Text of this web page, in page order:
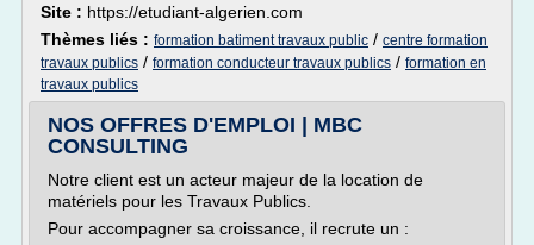
Site : https://etudiant-algerien.com
Thèmes liés : formation batiment travaux public / centre formation
travaux publics / formation conducteur travaux publics / formation en
travaux publics
NOS OFFRES D'EMPLOI | MBC
CONSULTING
Notre client est un acteur majeur de la location de
matériels pour les Travaux Publics.
Pour accompagner sa croissance, il recrute un :